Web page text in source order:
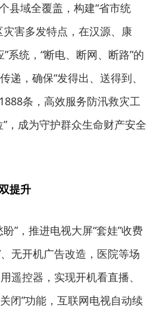
县域全覆盖，构建“省市统
害多发特点，在汉源、康
系统，“断电、断网、断路”的
，确保“发得出、送得到、
条，高效服务防汛救灾工
，成为守护群众生命财产安全
提升
”，推进电视大屏“套娃”收费
无开机广告改造，医院等场
遥控器，实现开机看直播、
闭”功能，互联网电视自动续